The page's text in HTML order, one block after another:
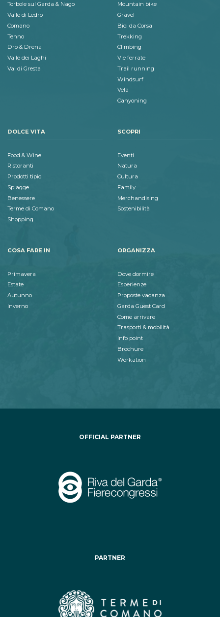
Torbole sul Garda & Nago
Valle di Ledro
Comano
Tenno
Dro & Drena
Valle dei Laghi
Val di Gresta
Mountain bike
Gravel
Bici da Corsa
Trekking
Climbing
Vie ferrate
Trail running
Windsurf
Vela
Canyoning
DOLCE VITA
Food & Wine
Ristoranti
Prodotti tipici
Spiagge
Benessere
Terme di Comano
Shopping
SCOPRI
Eventi
Natura
Cultura
Family
Merchandising
Sostenibilità
COSA FARE IN
Primavera
Estate
Autunno
Inverno
ORGANIZZA
Dove dormire
Esperienze
Proposte vacanza
Garda Guest Card
Come arrivare
Trasporti & mobilità
Info point
Brochure
Workation
OFFICIAL PARTNER
PARTNER